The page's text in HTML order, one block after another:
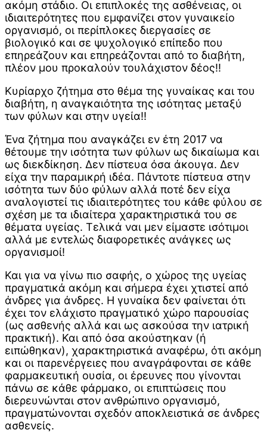
ακόμη στάδιο. Οι επιπλοκές της ασθένειας, οι
ιδιαιτερότητες που εμφανίζει στον γυναικείο
οργανισμό, οι περίπλοκες διεργασίες σε
βιολογικό και σε ψυχολογικό επίπεδο που
επηρεάζουν και επηρεάζονται από το διαβήτη,
πλέον μου προκαλούν τουλάχιστον δέος!!
Κυρίαρχο ζήτημα στο θέμα της γυναίκας και του
διαβήτη, η αναγκαιότητα της ισότητας μεταξύ
των φύλων και στην υγεία!!
Ένα ζήτημα που αναγκάζει εν έτη 2017 να
θέτουμε την ισότητα των φύλων ως δικαίωμα και
ως διεκδίκηση. Δεν πίστευα όσα άκουγα. Δεν
είχα την παραμικρή ιδέα. Πάντοτε πίστευα στην
ισότητα των δύο φύλων αλλά ποτέ δεν είχα
αναλογιστεί τις ιδιαιτερότητες του κάθε φύλου σε
σχέση με τα ιδιαίτερα χαρακτηριστικά του σε
θέματα υγείας. Τελικά ναι μεν είμαστε ισότιμοι
αλλά με εντελώς διαφορετικές ανάγκες ως
οργανισμοί!
Και για να γίνω πιο σαφής, ο χώρος της υγείας
πραγματικά ακόμη και σήμερα έχει χτιστεί από
άνδρες για άνδρες. Η γυναίκα δεν φαίνεται ότι
έχει τον ελάχιστο πραγματικό χώρο παρουσίας
(ως ασθενής αλλά και ως ασκούσα την ιατρική
πρακτική). Και από όσα ακούστηκαν (ή
ειπώθηκαν), χαρακτηριστικά αναφέρω, ότι ακόμη
και οι παρενέργειες που αναγράφονται σε κάθε
φαρμακευτική ουσία, οι έρευνες που γίνονται
πάνω σε κάθε φάρμακο, οι επιπτώσεις που
διερευνώνται στον ανθρώπινο οργανισμό,
πραγματώνονται σχεδόν αποκλειστικά σε άνδρες
ασθενείς.